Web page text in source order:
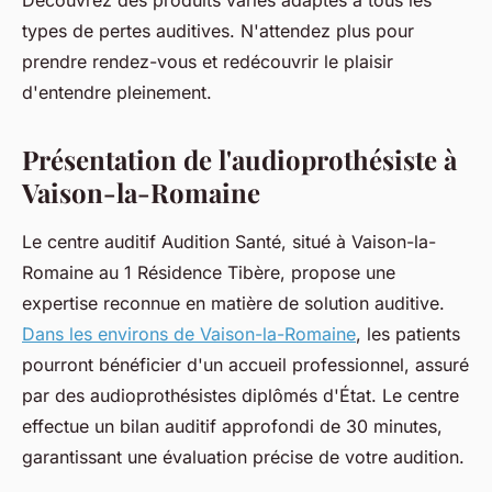
types de pertes auditives. N'attendez plus pour
prendre rendez-vous et redécouvrir le plaisir
d'entendre pleinement.
Présentation de l'audioprothésiste à
Vaison-la-Romaine
Le centre auditif Audition Santé, situé à Vaison-la-
Romaine au 1 Résidence Tibère, propose une
expertise reconnue en matière de solution auditive.
Dans les environs de Vaison-la-Romaine, les patients
pourront bénéficier d'un accueil professionnel, assuré
par des audioprothésistes diplômés d'État. Le centre
effectue un bilan auditif approfondi de 30 minutes,
garantissant une évaluation précise de votre audition.